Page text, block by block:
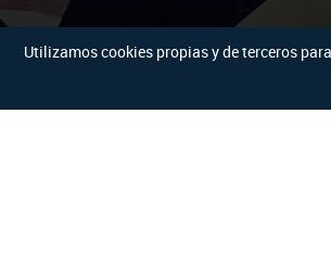
Utilizamos cookies propias y de terceros
Contacto